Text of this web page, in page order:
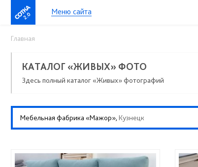
2.0 Меню сайта
Главная
КАТАЛОГ «ЖИВЫХ» ФОТО
Здесь полный каталог «Живых» фотографий
Мебельная фабрика «Мажор», Кузнецк